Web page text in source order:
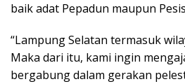
baik adat Pepadun maupun
“Lampung Selatan termasuk
Maka dari itu, kami ingin
bergabung dalam gerakan